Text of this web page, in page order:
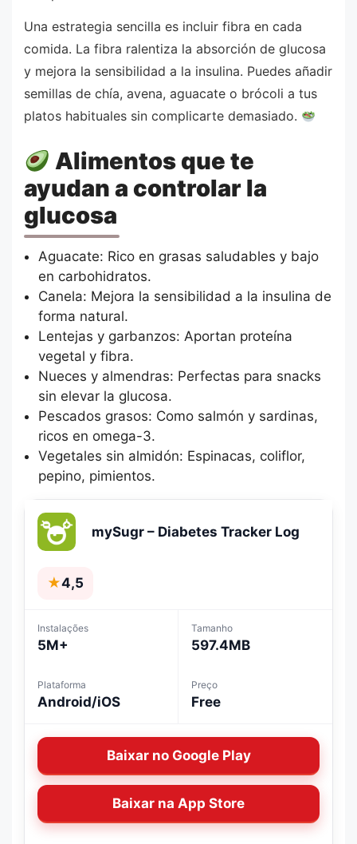
Una estrategia sencilla es incluir fibra en cada
comida. La fibra ralentiza la absorción de glucosa
y mejora la sensibilidad a la insulina. Puedes añadir
semillas de chía, avena, aguacate o brócoli a tus
platos habituales sin complicarte demasiado.
Alimentos que te
ayudan a controlar la
glucosa
Aguacate: Rico en grasas saludables y bajo
en carbohidratos.
Canela: Mejora la sensibilidad a la insulina de
forma natural.
Lentejas y garbanzos: Aportan proteína
vegetal y fibra.
Nueces y almendras: Perfectas para snacks
sin elevar la glucosa.
Pescados grasos: Como salmón y sardinas,
ricos en omega-3.
Vegetales sin almidón: Espinacas, coliflor,
pepino, pimientos.
mySugr – Diabetes Tracker Log
★4,5
Instalações
5M+
Tamanho
597.4MB
Plataforma
Android/iOS
Preço
Free
Baixar no Google Play
Baixar na App Store